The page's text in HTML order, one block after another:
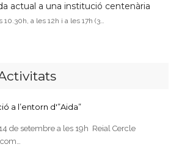
actual a una institució centenària
a les 12h i a les 17h (3…
a l’entorn d'”Aida”
de setembre a les 19h Reial Cercle